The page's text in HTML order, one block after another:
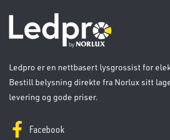
Ledpro er en nettbasert lysgrossist for
Bestill belysning direkte fra Norlux sitt
levering og gode priser.
Facebook